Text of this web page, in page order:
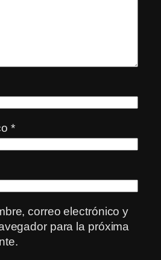
*
correo electrónico y
para la próxima